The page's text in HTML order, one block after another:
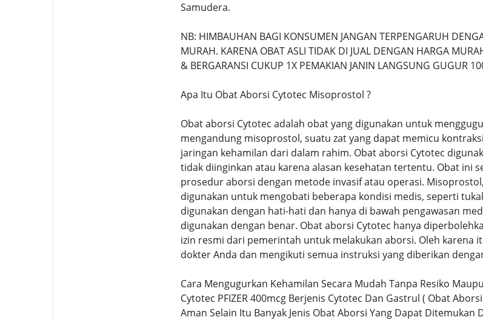
Samudera.
NB: HIMBAUHAN BAGI KONSUMEN JANGAN TERPENGARUH
MURAH. KARENA OBAT ASLI TIDAK DI JUAL DENGAN HARGA
& BERGARANSI CUKUP 1X PEMAKIAN JANIN LANGSUNG GUGUR
Apa Itu Obat Aborsi Cytotec Misoprostol ?
Obat aborsi Cytotec adalah obat yang digunakan untuk
mengandung misoprostol, suatu zat yang dapat memicu
jaringan kehamilan dari dalam rahim. Obat aborsi Cytotec
tidak diinginkan atau karena alasan kesehatan tertentu. Obat ini
prosedur aborsi dengan metode invasif atau operasi.
digunakan untuk mengobati beberapa kondisi medis, seperti
digunakan dengan hati-hati dan hanya di bawah pengawasan
digunakan dengan benar. Obat aborsi Cytotec hanya
izin resmi dari pemerintah untuk melakukan aborsi. Oleh karena
dokter Anda dan mengikuti semua instruksi yang diberikan
Cara Mengugurkan Kehamilan Secara Mudah Tanpa Resiko
Cytotec PFIZER 400mcg Berjenis Cytotec Dan Gastrul ( Obat
Aman Selain Itu Banyak Jenis Obat Aborsi Yang Dapat